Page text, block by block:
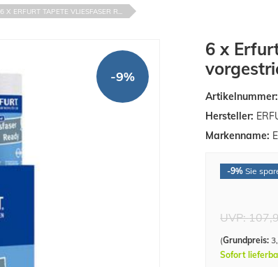
6 X ERFURT TAPETE VLIESFASER R...
-9%
6 x
Artikelnummer:
Hersteller:
Markenname:
-9% Sie
UVP:
(Grundpreis:
Sofort